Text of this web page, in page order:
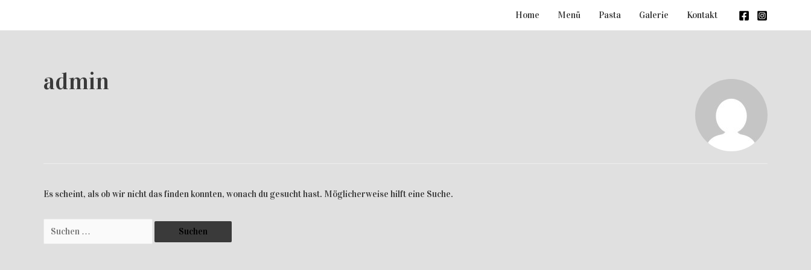
Home Menü Pasta Galerie Kontakt
admin
Es scheint, als ob wir nicht das finden konnten, wonach du gesucht hast. Möglicherweise hilft eine Suche.
Suche
nach: